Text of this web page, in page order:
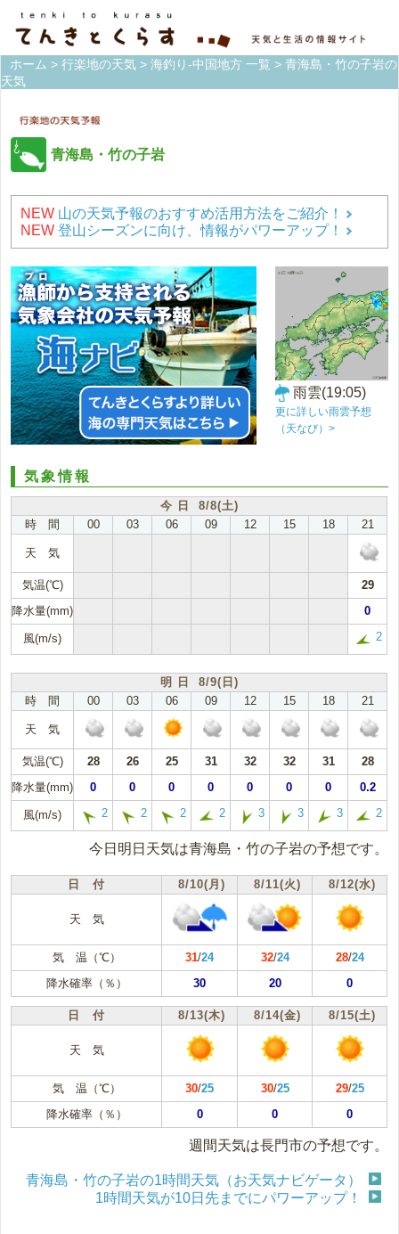
ホーム > 行楽地の天気 > 海釣り-中国地方 一覧 > 青海島・竹の子岩の
天気
青海島・竹の子岩
NEW 山の天気予報のおすすめ活用方法をご紹介！
NEW 登山シーズンに向け、情報がパワーアップ！
雨雲(19:05)
更に詳しい雨雲予想
（天なび）>
気象情報
今 日 8/8(土)
時 間
00 03 06 09 12 15 18 21
天 気
気温(℃)
29
降水量(mm)
0
風(m/s) 2
明 日 8/9(日)
時 間
00 03 06 09 12 15 18 21
天 気
気温(℃) 28 26 25 31 32 32 31
28
降水量(mm)
0 0 0 0 0 0 0 0.2
風(m/s) 2 2 2 2 3 3 3 2
今日明日天気は青海島・竹の子岩の予想です。
日 付 8/10(月) 8/11(火) 8/12(水)
天 気
気 温（℃） 31/24 32/24 28/24
降水確率（％）
30 20 0
日 付 8/13(木) 8/14(金) 8/15(土)
天 気
気 温（℃） 30/25 30/25 29/25
降水確率（％）
0 0 0
週間天気は長門市の予想です。
青海島・竹の子岩の1時間天気（お天気ナビゲータ）
1時間天気が10日先までにパワーアップ！